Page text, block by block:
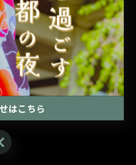
ただきました🍤あり
ます❤️‍🔥
はこちら
はこちら